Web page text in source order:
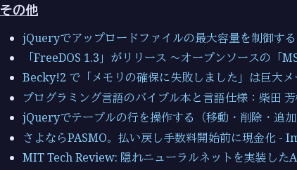
その他
jQueryでアップロードファイルの最大容量を制御す
「FreeDOS 1.3」がリリース ～オープンソースの「
Becky!2 で「メモリの確保に失敗しました」は巨大
プログラミング言語のバイブル本と言語仕様：柴田
jQueryでテーブルの行を操作する（移動・削除・追
さよならPASMO。払い戻し手数料開始前に現金化 -
MIT Tech Review: 隠れニューラルネットを実装した